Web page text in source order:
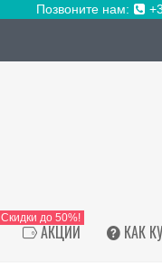
Позвоните нам:
АКЦИИ
Скидки до 50%!
КАК